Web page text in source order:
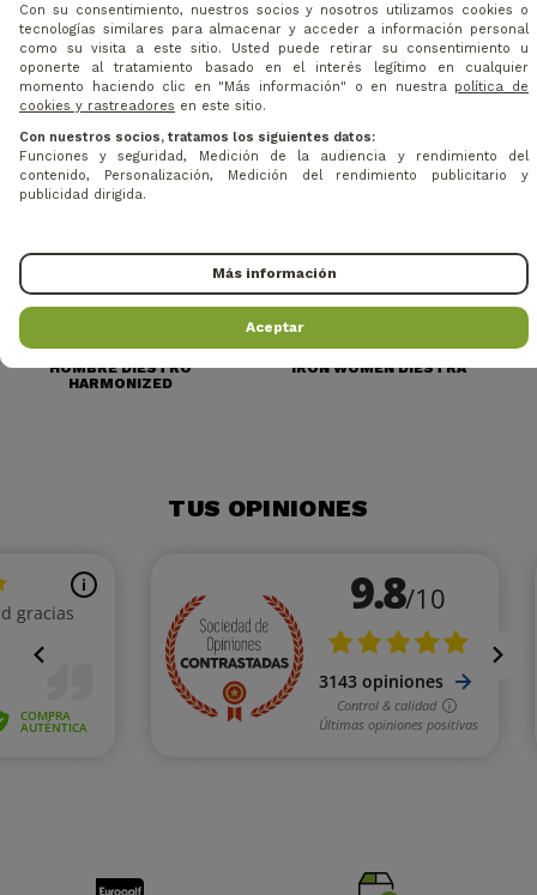
Precio47,20 €
Precio base
WILSON - CHIPPER
HOMBRE DIESTRO
HARMONIZED
Precio45 €
Precio base
WILSON - HIERRO PROFILE
IRON WOMEN DIESTRA
TUS OPINIONES
Con su consentimiento, nuestros socios y nosotros utilizamos cookies o
tecnologías similares para almacenar y acceder a información personal
como su visita a este sitio. Usted puede retirar su consentimiento u
oponerte al tratamiento basado en el interés legítimo en cualquier
momento haciendo clic en "Más información" o en nuestra política de
cookies y rastreadores en este sitio.
Con nuestros socios, tratamos los siguientes datos:
Funciones y seguridad, Medición de la audiencia y rendimiento del
contenido, Personalización, Medición del rendimiento publicitario y
publicidad dirigida.
Más información
Aceptar